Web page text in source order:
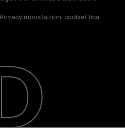
PrivacyImpostazioni cookieEtica